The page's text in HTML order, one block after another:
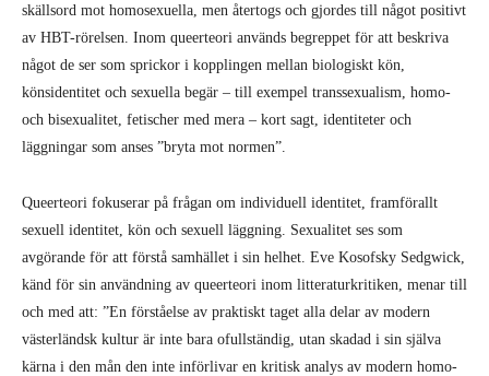
skällsord mot homosexuella, men återtogs och gjordes till något positivt
av HBT-rörelsen. Inom queerteori används begreppet för att beskriva
något de ser som sprickor i kopplingen mellan biologiskt kön,
könsidentitet och sexuella begär – till exempel transsexualism, homo-
och bisexualitet, fetischer med mera – kort sagt, identiteter och
läggningar som anses ”bryta mot normen”.
Queerteori fokuserar på frågan om individuell identitet, framförallt
sexuell identitet, kön och sexuell läggning. Sexualitet ses som
avgörande för att förstå samhället i sin helhet. Eve Kosofsky Sedgwick,
känd för sin användning av queerteori inom litteraturkritiken, menar till
och med att: ”En förståelse av praktiskt taget alla delar av modern
västerländsk kultur är inte bara ofullständig, utan skadad i sin själva
kärna i den mån den inte införlivar en kritisk analys av modern homo-